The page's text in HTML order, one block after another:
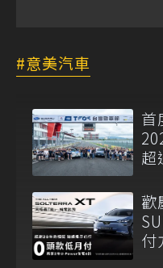
意美汽車
首
超
歡
付